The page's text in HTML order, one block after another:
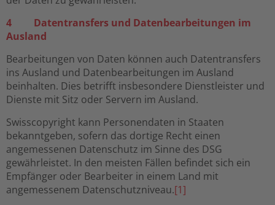
4 Datentransfers und Datenbearbeitungen im
Ausland
Bearbeitungen von Daten können auch Datentransfers
ins Ausland und Datenbearbeitungen im Ausland
beinhalten. Dies betrifft insbesondere Dienstleister und
Dienste mit Sitz oder Servern im Ausland.
Swisscopyright kann Personendaten in Staaten
bekanntgeben, sofern das dortige Recht einen
angemessenen Datenschutz im Sinne des DSG
gewährleistet. In den meisten Fällen befindet sich ein
Empfänger oder Bearbeiter in einem Land mit
angemessenem Datenschutzniveau.[1]